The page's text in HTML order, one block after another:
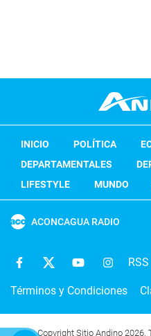
INICIO POLÍTICA
DEPARTAMENTALES
LIFESTYLE
MUNDO
ACONCAGUA RADIO
RSS
Términos y Condiciones
Copyright Sitio Andino